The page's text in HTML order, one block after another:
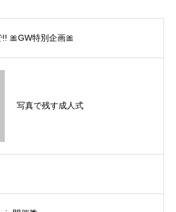
期間限定５/９まで!! 🎀GW特別企画🎀
写真で残す成人式